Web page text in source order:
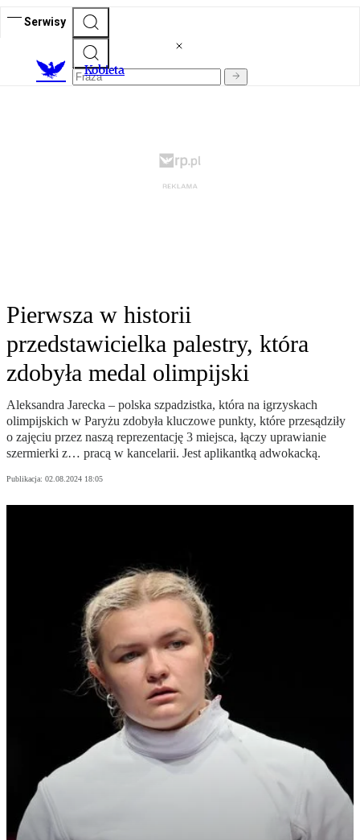
Serwisy
Kobieta
Pierwsza w historii
przedstawicielka palestry, która
zdobyła medal olimpijski
Aleksandra Jarecka – polska szpadzistka, która na igrzyskach
olimpijskich w Paryżu zdobyła kluczowe punkty, które przesądziły
o zajęciu przez naszą reprezentację 3 miejsca, łączy uprawianie
szermierki z… pracą w kancelarii. Jest aplikantką adwokacką.
Publikacja: 02.08.2024 18:05